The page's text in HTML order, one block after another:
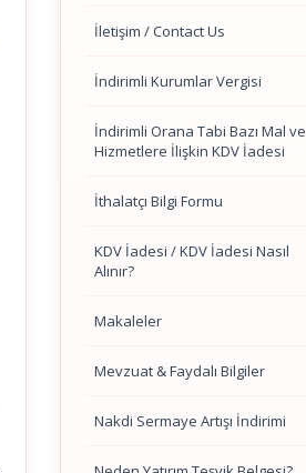
İletişim / Contact Us
İndirimli Kurumlar Vergisi
İndirimli Orana Tabi Bazı Mal ve
Hizmetlere İlişkin KDV İadesi
İthalatçı Bilgi Formu
KDV İadesi / KDV İadesi Nasıl
Alınır?
Makaleler
Mevzuat & Faydalı Bilgiler
Nakdi Sermaye Artışı İndirimi